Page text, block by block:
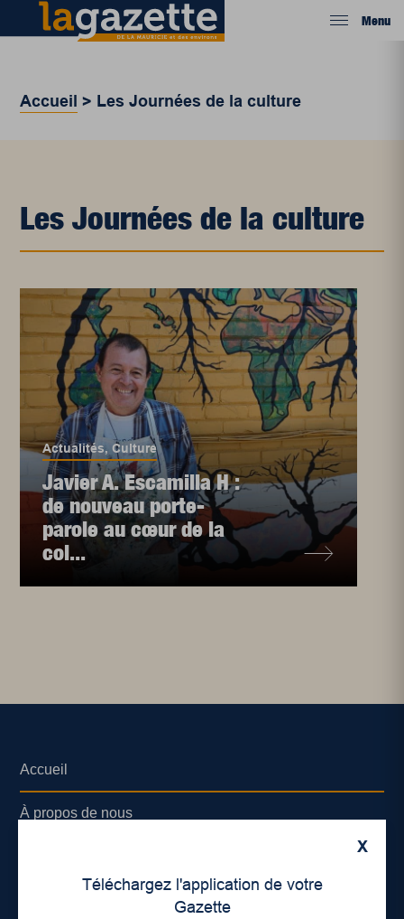
Menu
Accueil > Les Journées de la culture
Les Journées de la culture
Actualités,Culture
Javier A. Escamilla H :
de nouveau porte-
parole au cœur de la
col...
X
Téléchargez l'application de votre
Gazette
Accueil
À propos de nous